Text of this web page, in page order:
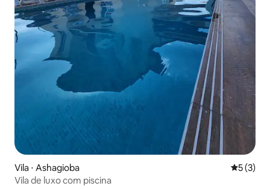
Vila ⋅ Ashagioba 5 de
5 (3)
Vila de luxo com piscina